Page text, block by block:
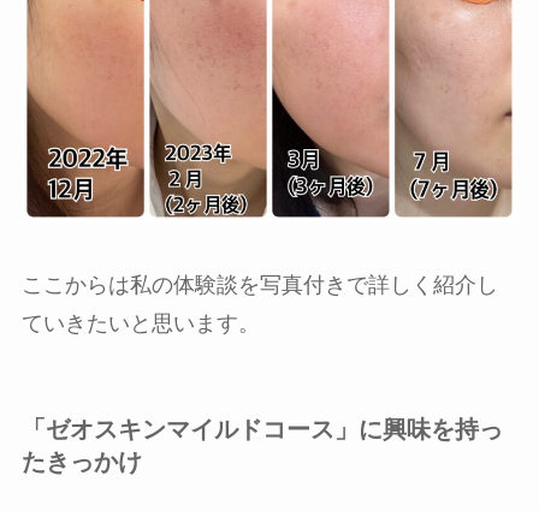
ここからは私の体験談を写真付きで詳しく紹介し
ていきたいと思います。
「ゼオスキンマイルドコース」に興味を持っ
たきっかけ